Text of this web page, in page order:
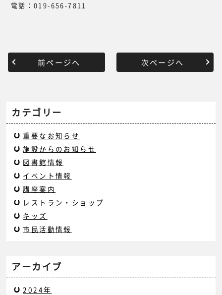
電話：019-656-7811
前ページへ 次ページへ
カテゴリー
重要なお知らせ
施設からのお知らせ
図書館情報
イベント情報
講座案内
レストラン・ショップ
キッズ
市民活動情報
アーカイブ
2024年